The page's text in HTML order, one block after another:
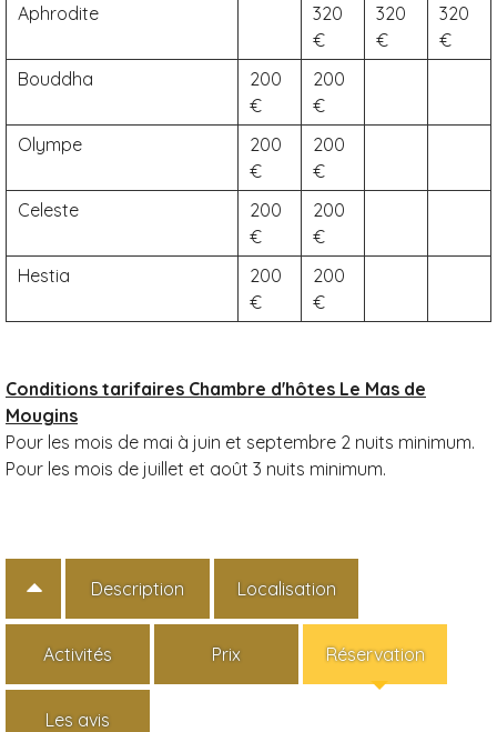
Aphrodite
320 320 320
Bouddha 200 200
Olympe 200 200
Celeste 200 200
Hestia 200 200
Conditions tarifaires Chambre d'hôtes Le Mas de
Mougins
Pour les mois de mai à juin et septembre 2 nuits minimum.
Pour les mois de juillet et août 3 nuits minimum.
Description Localisation
Activités Prix Réservation
Les avis